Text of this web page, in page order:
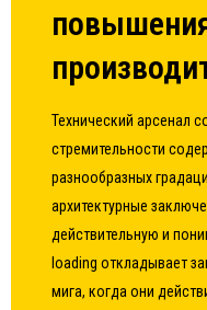
Технический арсенал
стремительности
разнообразных
архитектурные
действительную и
loading откладывает
мига, когда они